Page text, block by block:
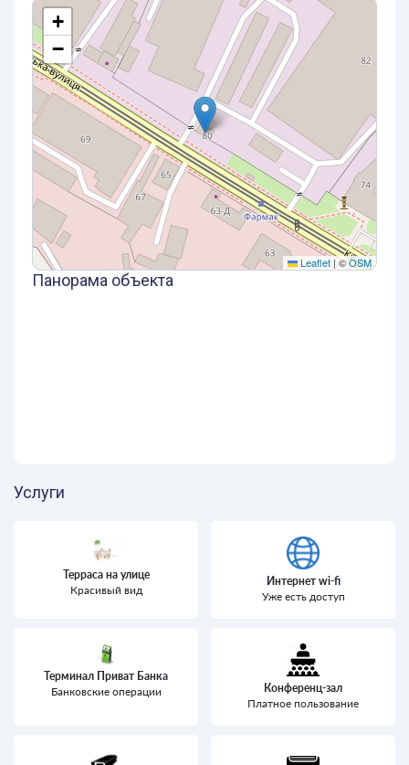
+
−
Leaflet |©OSM
Панорама объекта
Услуги
Терраса на улице
Красивый вид
Интернет wi-fi
Уже есть доступ
Терминал Приват Банка
Банковские операции
Конференц-зал
Платное пользование